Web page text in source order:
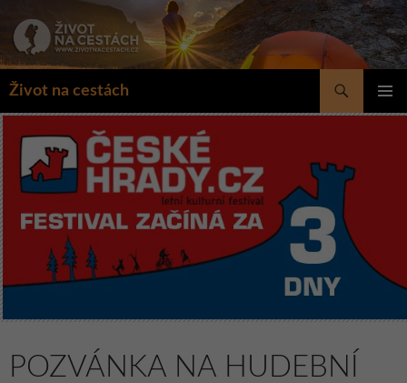
obsahu
Život na cestách
Hledat
POZVÁNKA NA HUDEBNÍ